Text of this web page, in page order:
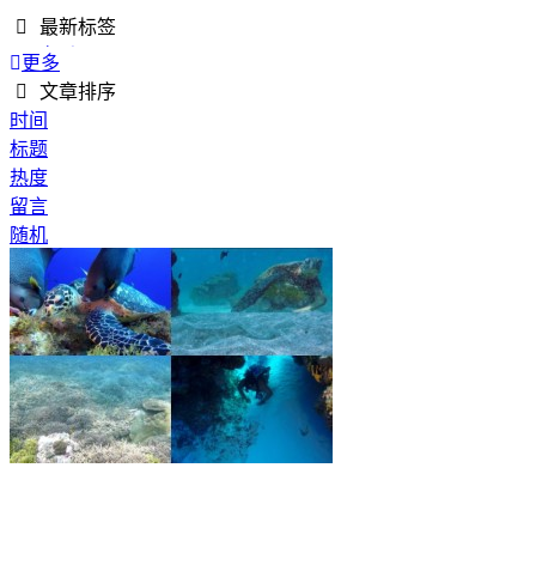
最新标签
QQ音乐
AI工作流
文案写作
轻量工具
图片处理
Excel工具
办公辅助
Excel
PDF
海洋素材
海底世界
4K视频素材
转场空镜
高清素材
自然风景
更多
文章排序
时间
标题
热度
留言
随机